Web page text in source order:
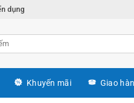
dụng
Khuyến mãi Giao